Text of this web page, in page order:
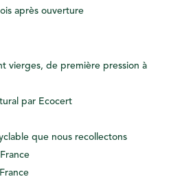
après ouverture
vierges, de première pression à
par Ecocert
que nous recollectons